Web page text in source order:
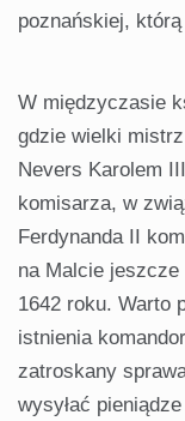
poznańskiej,
W międzyczasie
gdzie wielki
Nevers Karolem
komisarza, w
Ferdynanda II
na Malcie
1642 roku. Warto
istnienia
zatroskany
wysyłać